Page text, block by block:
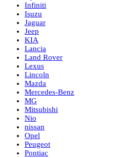
Infiniti
Isuzu
Jaguar
Jeep
KIA
Lancia
Land Rover
Lexus
Lincoln
Mazda
Mercedes-Benz
MG
Mitsubishi
Nio
nissan
Opel
Peugeot
Pontiac